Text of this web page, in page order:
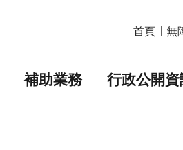
首頁 無
補助業務 行政公開資